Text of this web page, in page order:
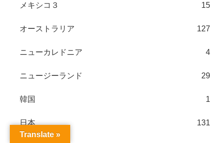
メキシコ３ 15
オーストラリア 127
ニューカレドニア 4
ニュージーランド 29
韓国 1
日本 131
Translate »